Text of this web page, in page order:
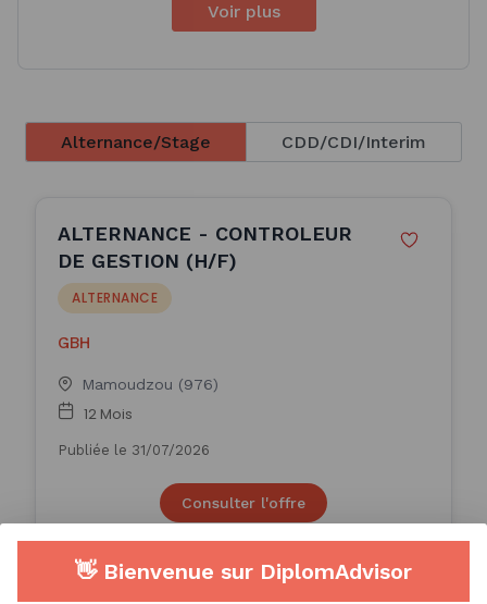
Voir plus
Alternance/Stage CDD/CDI/Interim
ALTERNANCE - CONTROLEUR
DE GESTION (H/F)
ALTERNANCE
GBH
Mamoudzou (976)
12 Mois
Publiée le 31/07/2026
Consulter l'offre
👋 Bienvenue sur DiplomAdvisor